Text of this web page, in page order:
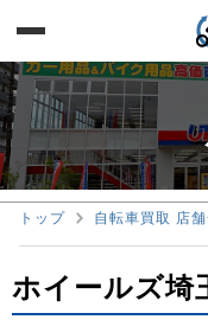
トップ 自転車買取 店
ホイールズ埼